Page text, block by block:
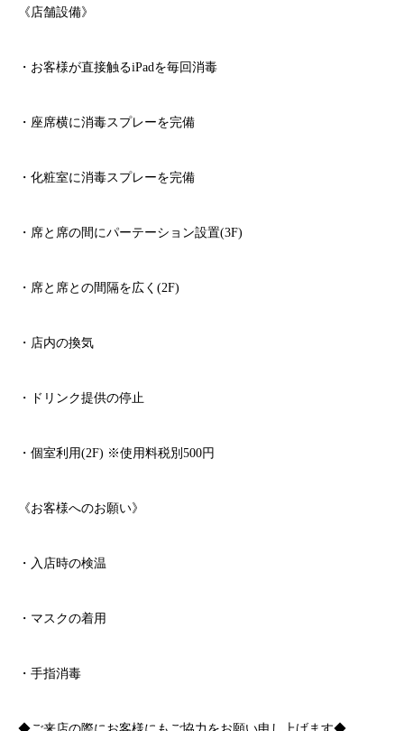
《店舗設備》
・お客様が直接触るiPad を毎回消毒
・座席横に消毒スプレーを完備
・化粧室に消毒スプレーを完備
・席と席の間にパーテーション設置(3F)
・席と席との間隔を広く (2F)
・店内の換気
・ドリンク提供の停止
・個室利用(2F) ※使用料税別 500円
《お客様へのお願い》
・入店時の検温
・マスクの着用
・手指消毒